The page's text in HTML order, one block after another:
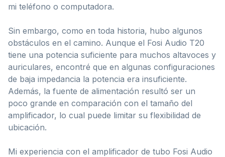
mi teléfono o computadora.
Sin embargo, como en toda historia, hubo algunos
obstáculos en el camino. Aunque el Fosi Audio T20
tiene una potencia suficiente para muchos altavoces y
auriculares, encontré que en algunas configuraciones
de baja impedancia la potencia era insuficiente.
Además, la fuente de alimentación resultó ser un
poco grande en comparación con el tamaño del
amplificador, lo cual puede limitar su flexibilidad de
ubicación.
Mi experiencia con el amplificador de tubo Fosi Audio